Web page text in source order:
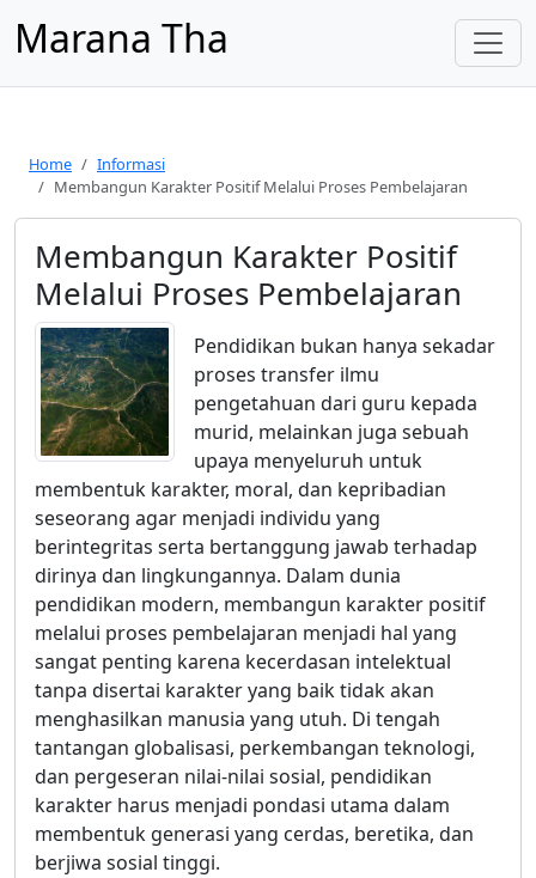
Marana Tha
Home
Informasi
Membangun Karakter Positif Melalui Proses Pembelajaran
Membangun Karakter Positif
Melalui Proses Pembelajaran
Pendidikan bukan hanya sekadar
proses transfer ilmu
pengetahuan dari guru kepada
murid, melainkan juga sebuah
upaya menyeluruh untuk
membentuk karakter, moral, dan kepribadian
seseorang agar menjadi individu yang
berintegritas serta bertanggung jawab terhadap
dirinya dan lingkungannya. Dalam dunia
pendidikan modern, membangun karakter positif
melalui proses pembelajaran menjadi hal yang
sangat penting karena kecerdasan intelektual
tanpa disertai karakter yang baik tidak akan
menghasilkan manusia yang utuh. Di tengah
tantangan globalisasi, perkembangan teknologi,
dan pergeseran nilai-nilai sosial, pendidikan
karakter harus menjadi pondasi utama dalam
membentuk generasi yang cerdas, beretika, dan
berjiwa sosial tinggi.